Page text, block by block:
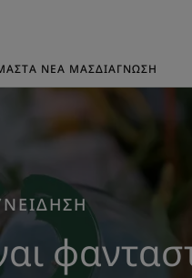
TΑ ΝΈΑ ΜΑΣΔΙΑΓΝΩΣΗ